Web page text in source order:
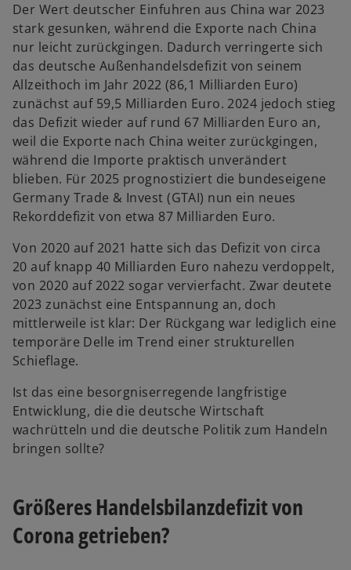
r
t
e
g
e
ö
f
f
n
e
t
e
g
e
ö
f
f
n
e
t
r
t
e
g
e
ö
f
f
n
e
t
e
i
n
e
r
n
e
u
e
n
R
e
g
s
t
r
r
t
e
f
Der Wert deutscher Einfuhren aus China war 2023
stark gesunken, während die Exporte nach China
nur leicht zurückgingen. Dadurch verringerte sich
das deutsche Außenhandelsdefizit von seinem
Allzeithoch im Jahr 2022 (86,1 Milliarden Euro)
zunächst auf 59,5 Milliarden Euro. 2024 jedoch stieg
das Defizit wieder auf rund 67 Milliarden Euro an,
weil die Exporte nach China weiter zurückgingen,
während die Importe praktisch unverändert
blieben. Für 2025 prognostiziert die bundeseigene
Germany Trade & Invest (GTAI) nun ein neues
Rekorddefizit von etwa 87 Milliarden Euro.
Von 2020 auf 2021 hatte sich das Defizit von circa
20 auf knapp 40 Milliarden Euro nahezu verdoppelt,
von 2020 auf 2022 sogar vervierfacht. Zwar deutete
2023 zunächst eine Entspannung an, doch
mittlerweile ist klar: Der Rückgang war lediglich eine
temporäre Delle im Trend einer strukturellen
Schieflage.
Ist das eine besorgniserregende langfristige
Entwicklung, die die deutsche Wirtschaft
wachrütteln und die deutsche Politik zum Handeln
bringen sollte?
Größeres Handelsbilanzdefizit von
Corona getrieben?